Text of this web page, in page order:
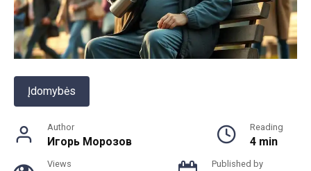
Įdomybės
Author
Игорь Морозов
Reading
4 min
Views Published by